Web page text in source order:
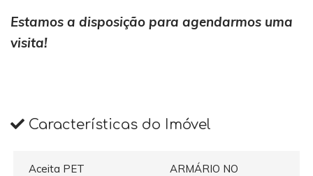
Estamos a disposição para agendarmos uma
visita!
Características do Imóvel
Aceita PET
ARMÁRIO NO